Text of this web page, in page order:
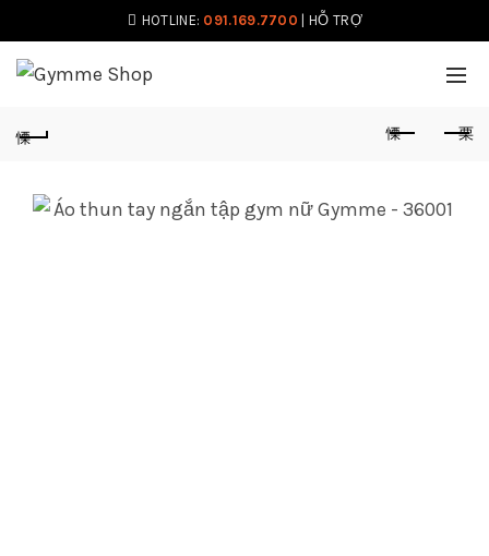
HOTLINE: 091.169.7700 HỖ TRỢ